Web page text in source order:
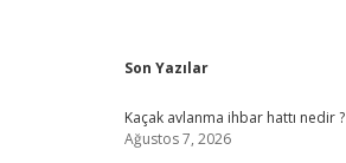
Sidebar
Son Yazılar
Kaçak avlanma ihbar hattı nedir ?
Ağustos 7, 2026
betexper giriş